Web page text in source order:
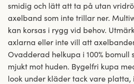
smidig och lätt att ta på utan
axelband som inte trillar ner.
kan korsas i rygg vid behov.
axlarna eller inte vill att
Ovadderad helkupa i 100% bomull
mjukt mot huden. Bygelfri kupa
look under kläder tack vare platta,